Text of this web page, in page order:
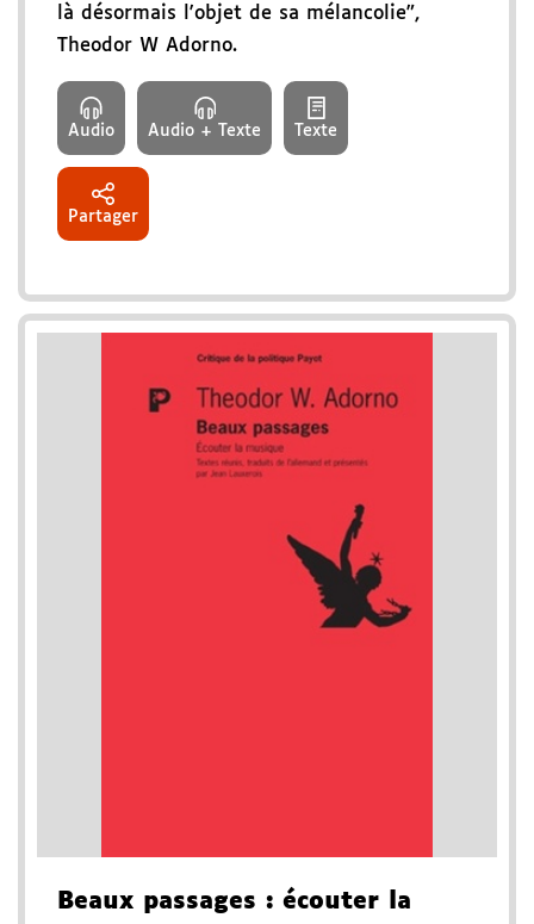
là désormais l'objet de sa mélancolie",
Theodor W Adorno.
Audio Audio + Texte Texte
Partager
Beaux passages : écouter la